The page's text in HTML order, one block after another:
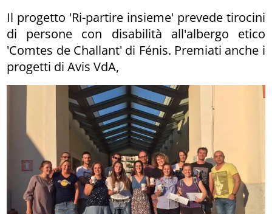
Il progetto 'Ri-partire insieme' prevede tirocini
di persone con disabilità all'albergo etico
'Comtes de Challant' di Fénis. Premiati anche i
progetti di Avis VdA,